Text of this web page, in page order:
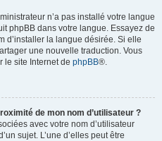
n’a pas installé votre langue
phpBB dans votre langue. Essayez de
d’installer la langue désirée. Si elle
une nouvelle traduction. Vous
le site Internet de phpBB®.
de mon nom d’utilisateur ?
avec votre nom d’utilisateur
sujet. L’une d’elles peut être